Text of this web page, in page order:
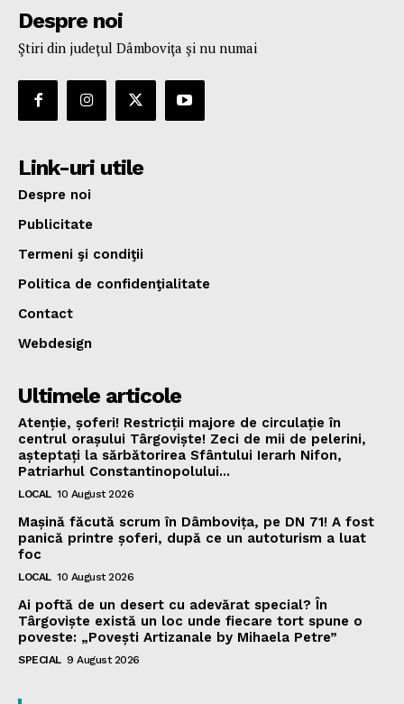
Despre noi
Ştiri din judeţul Dâmboviţa şi nu numai
Link-uri utile
Despre noi
Publicitate
Termeni şi condiţii
Politica de confidenţialitate
Contact
Webdesign
Ultimele articole
Atenție, șoferi! Restricții majore de circulație în
centrul orașului Târgoviște! Zeci de mii de pelerini,
așteptați la sărbătorirea Sfântului Ierarh Nifon,
Patriarhul Constantinopolului...
LOCAL 10 August 2026
Mașină făcută scrum în Dâmbovița, pe DN 71! A fost
panică printre șoferi, după ce un autoturism a luat
foc
LOCAL 10 August 2026
Ai poftă de un desert cu adevărat special? În
Târgoviște există un loc unde fiecare tort spune o
poveste: „Povești Artizanale by Mihaela Petre”
SPECIAL 9 August 2026